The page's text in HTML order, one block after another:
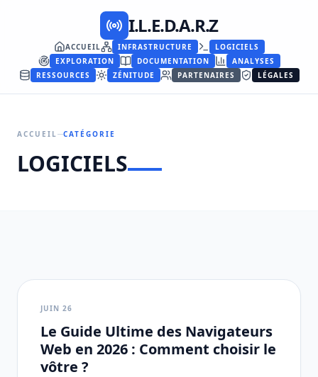
I.L.E.D.A.R.Z
ACCUEIL INFRASTRUCTURE
LOGICIELS
EXPLORATION
DOCUMENTATION
ANALYSES
RESSOURCES
ZÉNITUDE PARTENAIRES LÉGALES
ACCUEIL CATÉGORIE
LOGICIELS
JUIN 26
Le Guide Ultime des Navigateurs
Web en 2026 : Comment choisir le
vôtre ?